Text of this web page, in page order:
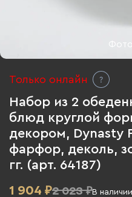
Фото
Только онлайн
Набор из 2
блюд круглой
декором, Dynasty
фарфор, деколь,
гг. (арт. 64187)
1 904 ₽2 023 ₽В